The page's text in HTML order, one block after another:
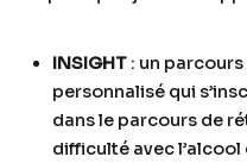
INSIGHT: un parcours
personnalisé qui
dans le parcours de
difficulté avec l’alcool